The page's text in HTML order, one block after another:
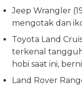
Jeep Wrangler
mengotak dan
Toyota Land
terkenal
hobi saat ini,
Land Rover